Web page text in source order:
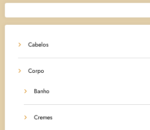
Cabelos
Corpo
Banho
Cremes